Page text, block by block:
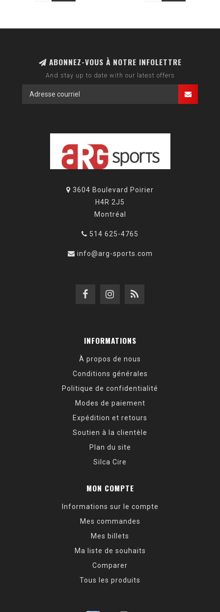
ABONNEZ-VOUS À NOTRE INFOLETTRE
And stay up to date with our latest offers
3604 Boulevard Poirier
H4R 2J5
Montréal
514 625-4765
info@arg-sports.com
INFORMATIONS
À propos de nous
Conditions générales
Politique de confidentialité
Modes de paiement
Expédition et retours
Soutien à la clientèle
Plan du site
Silca Cire
MON COMPTE
Informations sur le compte
Mes commandes
Mes billets
Ma liste de souhaits
Comparer
Tous les produits